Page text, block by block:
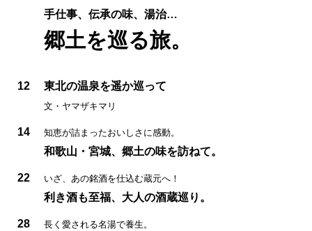
手仕事、伝承の味、湯治…
郷土を巡る旅。
12 東北の温泉を遥か巡って
文・ヤマザキマリ
14 知恵が詰まったおいしさに感動。
和歌山・宮城、郷土の味を訪ねて。
22 いざ、あの銘酒を仕込む蔵元へ！
利き酒も至福、大人の酒蔵巡り。
28 長く愛される名湯で養生。